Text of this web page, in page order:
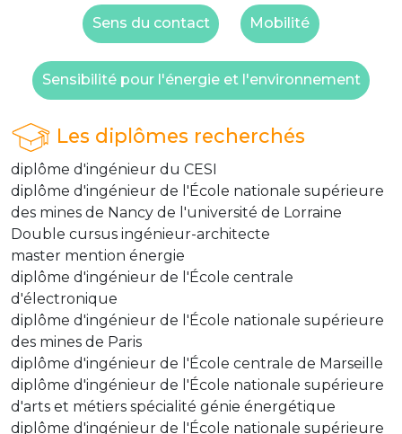
Sens du contact Mobilité
Sensibilité pour l'énergie et l'environnement
Les diplômes recherchés
diplôme d'ingénieur du CESI
diplôme d'ingénieur de l'École nationale supérieure
des mines de Nancy de l'université de Lorraine
Double cursus ingénieur-architecte
master mention énergie
diplôme d'ingénieur de l'École centrale
d'électronique
diplôme d'ingénieur de l'École nationale supérieure
des mines de Paris
diplôme d'ingénieur de l'École centrale de Marseille
diplôme d'ingénieur de l'École nationale supérieure
d'arts et métiers spécialité génie énergétique
diplôme d'ingénieur de l'École nationale supérieure